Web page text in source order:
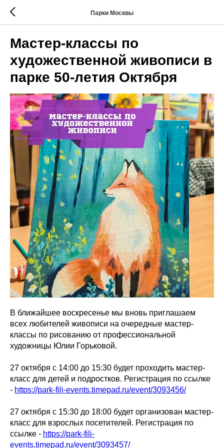
Парки Москвы
Мастер-классы по
художественной живописи в
парке 50-летия Октября
В ближайшее воскресенье мы вновь приглашаем
всех любителей живописи на очередные мастер-
классы по рисованию от профессиональной
художницы Юлии Горьковой.
27 октября с 14:00 до 15:30 будет проходить мастер-
класс для детей и подростков. Регистрация по ссылке
- https://park-fili-events.timepad.ru/event/3093456/
27 октября с 15:30 до 18:00 будет организован мастер-
класс для взрослых посетителей. Регистрация по
ссылке - https://park-fili-
events.timepad.ru/event/3093457/